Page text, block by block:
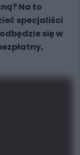
Na to
specjaliści
się w